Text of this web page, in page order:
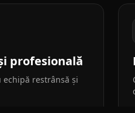
profesională
restrânsă și